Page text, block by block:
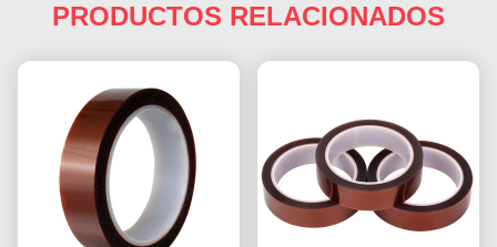
PRODUCTOS RELACIONADOS